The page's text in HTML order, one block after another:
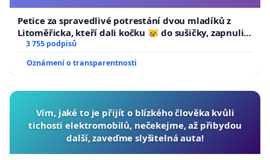
Petice za spravedlivé potrestání dvou mladíků z
Litoměřicka, kteří dali kočku 😿 do sušičky, zapnuli ji
a umírání zvířete natočili.
3 755 podpisů
Oznámení o transparentnosti
Vím, jaké to je přijít o blízkého člověka kvůli
tichosti elektromobilů, nečekejme, až přibydou
další, zaveďme slyšitelná auta!